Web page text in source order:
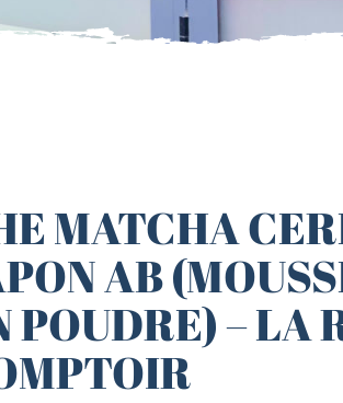
MATCHA
AB
POUDRE) – LA